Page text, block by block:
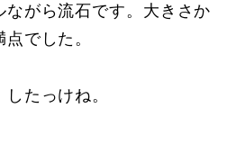
ながら流石です。大きさか
でした。
たっけね。